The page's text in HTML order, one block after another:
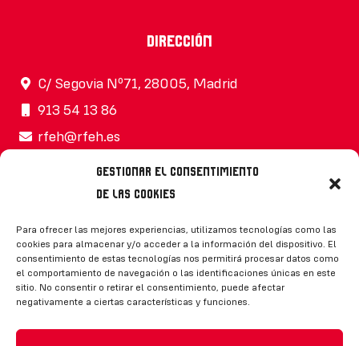
Gestionar el consentimiento
de las cookies
Para ofrecer las mejores experiencias, utilizamos tecnologías como las
cookies para almacenar y/o acceder a la información del dispositivo. El
consentimiento de estas tecnologías nos permitirá procesar datos como
el comportamiento de navegación o las identificaciones únicas en este
sitio. No consentir o retirar el consentimiento, puede afectar
negativamente a ciertas características y funciones.
Dirección
C/ Segovia Nº71, 28005, Madrid
913 54 13 86
rfeh@rfeh.es
Síguenos